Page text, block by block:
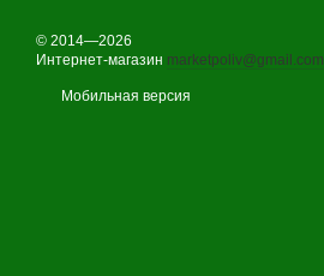
© 2014—2026
Интернет-магазин marketpoliv@gmail.com
Мобильная версия